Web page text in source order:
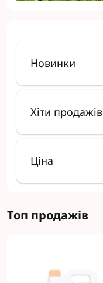
Новинки
Хіти продажів
Ціна
Топ продажів